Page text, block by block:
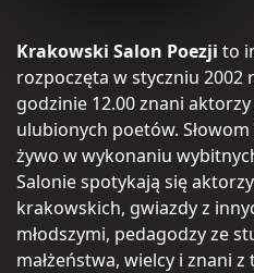
Krakowski Salon Poezji to
rozpoczęta w styczniu 2002
godzinie 12.00 znani
ulubionych poetów.
żywo w wykonaniu
Salonie spotykają się
krakowskich, gwiazdy z
młodszymi, pedagodzy ze
małżeństwa, wielcy i znani